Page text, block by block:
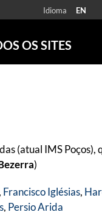
Idioma EN
OS SITES
OCULAR
LISPECTOR
(atual IMS Poços),
)
, Francisco Iglésias,
, Persio Arida